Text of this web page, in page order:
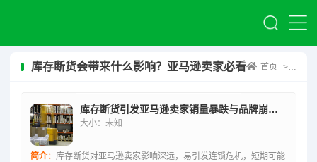
库存断货会带来什么影响？亚马逊卖家必看 首页 > 库存
库存断货引发亚马逊卖家销量暴跌与品牌崩塌的连锁危机
大小：未知
简介： 库存断货对亚马逊卖家影响深远，易引发连锁危机，短期可能